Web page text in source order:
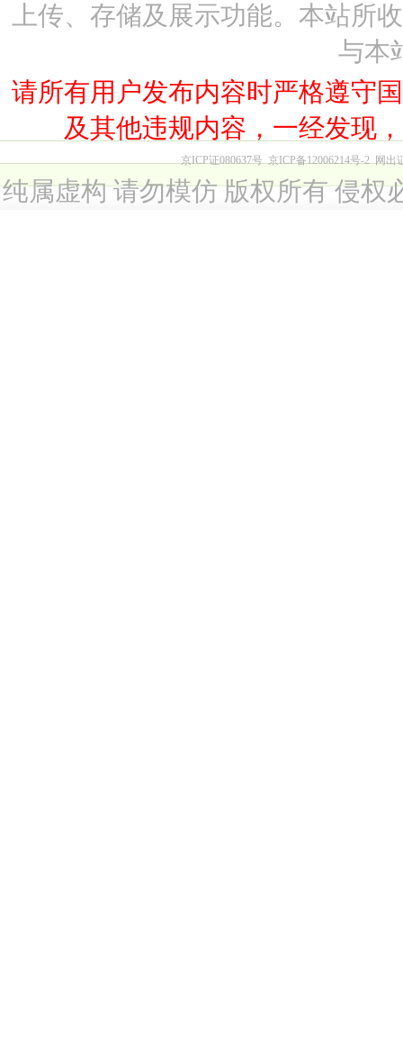
上传、存储及展示功能。本站所
与本
请所有用户发布内容时严格遵守
及其他违规内容，一经发现
京ICP证080637号 京ICP备12006214号-2 网出
纯属虚构 请勿模仿 版权所有 侵权